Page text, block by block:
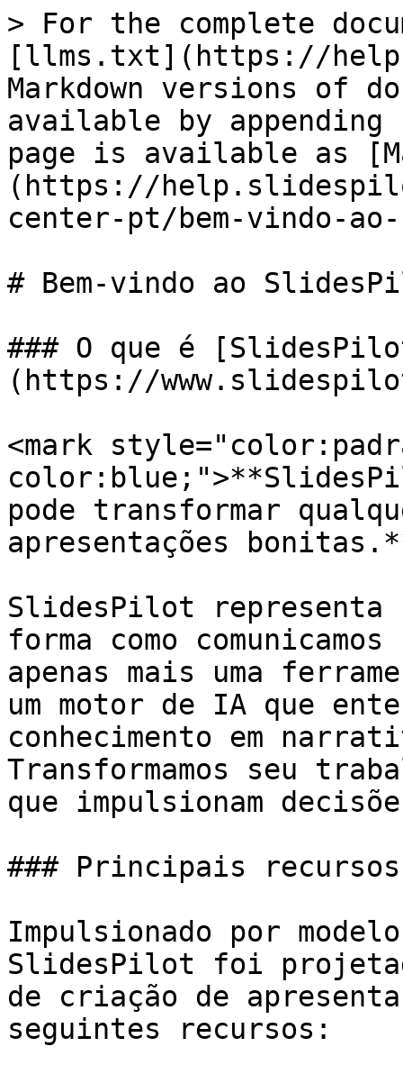
> For the complete
[llms.txt](https://
Markdown versions of
available by
page is available as
(https://
center-pt/bem-vindo-
# Bem-vindo ao
### O que é
(https://
<mark
pode transformar
apresentações
SlidesPilot representa
forma como
apenas mais uma
um motor de IA que
conhecimento em
Transformamos seu
que impulsionam
### Principais
Impulsionado por
SlidesPilot foi
de criação de
seguintes recursos: